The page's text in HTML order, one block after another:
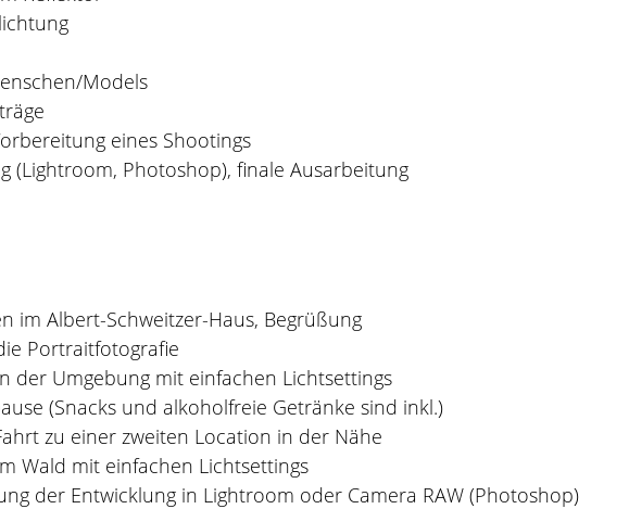
Models
eines Shootings
(Lightroom, Photoshop), finale Ausarbeitung
im Albert-Schweitzer-Haus, Begrüßung
Portraitfotografie
der Umgebung mit einfachen Lichtsettings
(Snacks und alkoholfreie Getränke sind inkl.)
zu einer zweiten Location in der Nähe
Wald mit einfachen Lichtsettings
der Entwicklung in Lightroom oder Camera RAW (Photoshop)